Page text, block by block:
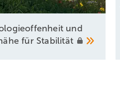
und
für Stabilität